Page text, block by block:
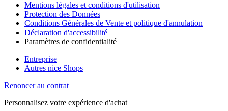
Mentions légales et conditions d'utilisation
Protection des Données
Conditions Générales de Vente et politique d'annulation
Déclaration d'accessibilité
Paramètres de confidentialité
Entreprise
Autres nice Shops
Renoncer au contrat
Personnalisez votre expérience d'achat